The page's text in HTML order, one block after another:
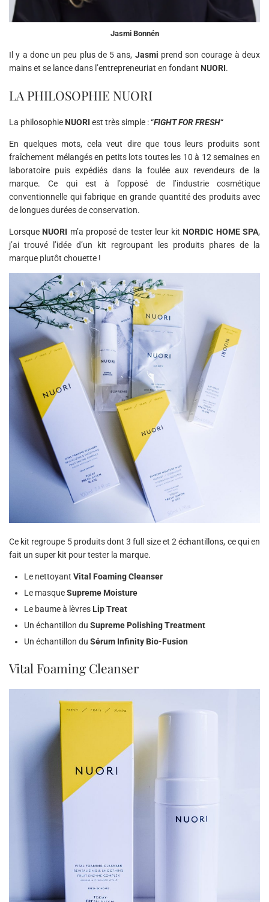
Jasmi Bonnén
Il y a donc un peu plus de 5 ans, Jasmi prend son courage à deux
mains et se lance dans l’entrepreneuriat en fondant NUORI.
LA PHILOSOPHIE NUORI
La philosophie NUORI est très simple : “FIGHT FOR FRESH“
En quelques mots, cela veut dire que tous leurs produits sont
fraîchement mélangés en petits lots toutes les 10 à 12 semaines en
laboratoire puis expédiés dans la foulée aux revendeurs de la
marque. Ce qui est à l’opposé de l’industrie cosmétique
conventionnelle qui fabrique en grande quantité des produits avec
de longues durées de conservation.
Lorsque NUORI m’a proposé de tester leur kit NORDIC HOME SPA,
j’ai trouvé l’idée d’un kit regroupant les produits phares de la
marque plutôt chouette !
Ce kit regroupe 5 produits dont 3 full size et 2 échantillons, ce qui en
fait un super kit pour tester la marque.
Le nettoyant Vital Foaming Cleanser
Le masqueSupreme Moisture
Le baume à lèvres Lip Treat
Un échantillon du Supreme Polishing Treatment
Un échantillon du Sérum Infinity Bio-Fusion
Vital Foaming Cleanser